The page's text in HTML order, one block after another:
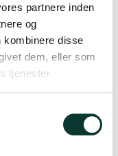
partnere inden
og
kombinere disse
dem, eller som
tjenester.